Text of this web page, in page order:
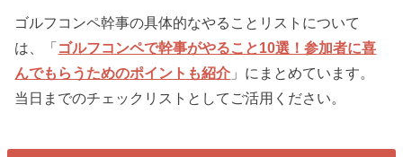
ゴルフコンペ幹事の具体的なやることリストについて
は、「ゴルフコンペで幹事がやること10選！参加者に喜
んでもらうためのポイントも紹介 」にまとめています。
当日までのチェックリストとしてご活用ください。